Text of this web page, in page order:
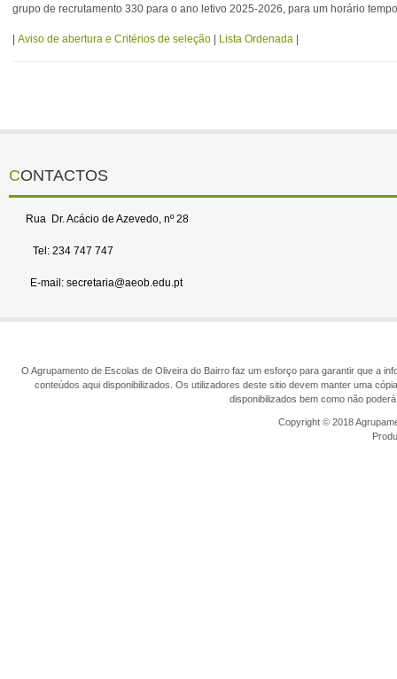
grupo de recrutamento 330 para o ano letivo 2025-2026, para um horário
|Aviso de abertura e Critérios de seleção Lista Ordenada
CONTACTOS
Rua Dr. Acácio de Azevedo, nº 28
Tel: 234 747 747
E-mail: secretaria@aeob.edu.pt
O Agrupamento de Escolas de Oliveira do Bairro faz um esforço para garantir que a
conteúdos aqui disponibilizados. Os utilizadores deste sitio devem manter uma
disponibilizados bem como não
Copyright © 2018